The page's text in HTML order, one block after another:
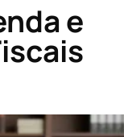
e